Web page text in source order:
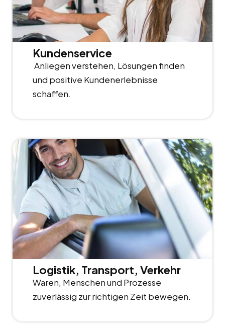
Kundenservice
Anliegen verstehen, Lösungen finden
und positive Kundenerlebnisse
schaffen.
Logistik, Transport, Verkehr
Waren, Menschen und Prozesse
zuverlässig zur richtigen Zeit bewegen.